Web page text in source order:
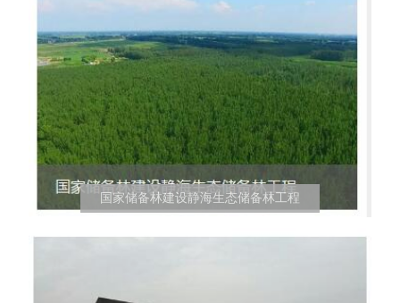
国家储备林建设静海生态储备林工程